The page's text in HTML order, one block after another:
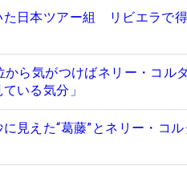
た日本ツアー組 リビエラで
から気がつけばネリー・コ
ている気分」
に見えた“葛藤”とネリー・コ